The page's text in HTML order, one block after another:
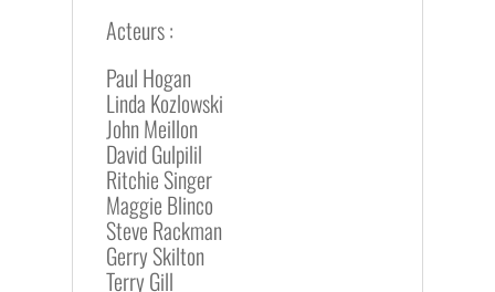
Acteurs :
Paul Hogan
Linda Kozlowski
John Meillon
David Gulpilil
Ritchie Singer
Maggie Blinco
Steve Rackman
Gerry Skilton
Terry Gill